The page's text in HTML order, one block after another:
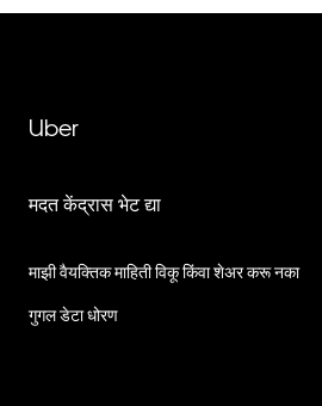
Uber
मदत केंद्रास भेट द्या
माझी वैयक्तिक माहिती विकू किंवा शेअर करू नका
गुगल डेटा धोरण